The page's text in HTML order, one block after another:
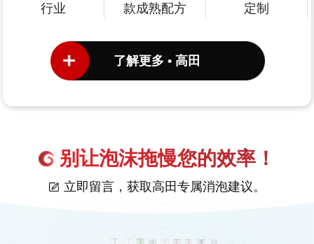
行业
款成熟配方
定制
了解更多 • 高田
别让泡沫拖慢您的效率！
立即留言，获取高田专属消泡建议。